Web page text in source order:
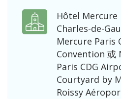
Hôtel Mercure
Charles-de-
Mercure Paris
Convention 或
Paris CDG
Courtyard by
Roissy